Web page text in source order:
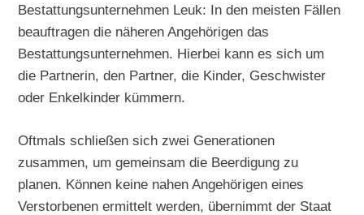
Bestattungsunternehmen Leuk: In den meisten Fällen
beauftragen die näheren Angehörigen das
Bestattungsunternehmen. Hierbei kann es sich um
die Partnerin, den Partner, die Kinder, Geschwister
oder Enkelkinder kümmern.
Oftmals schließen sich zwei Generationen
zusammen, um gemeinsam die Beerdigung zu
planen. Können keine nahen Angehörigen eines
Verstorbenen ermittelt werden, übernimmt der Staat